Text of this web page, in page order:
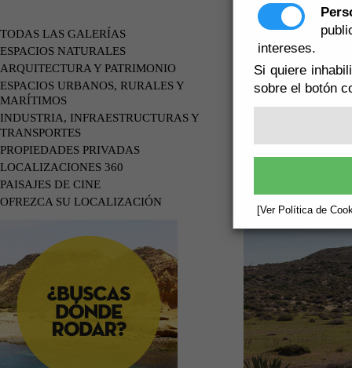
intereses.
Si quiere
sobre el botón
[Ver Política de
TODAS LAS GALERÍAS
ESPACIOS NATURALES
ARQUITECTURA Y PATRIMONIO
ESPACIOS URBANOS, RURALES Y
MARÍTIMOS
INDUSTRIA, INFRAESTRUCTURAS Y
TRANSPORTES
PROPIEDADES PRIVADAS
LOCALIZACIONES 360
PAISAJES DE CINE
OFREZCA SU LOCALIZACIÓN
PLAYAS -